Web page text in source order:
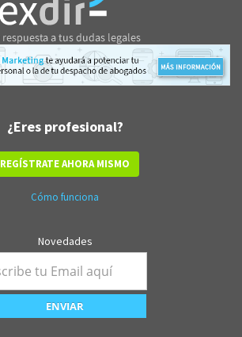
¿Eres profesional?
REGÍSTRATE AHORA MISMO
Cómo funciona
Novedades